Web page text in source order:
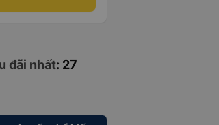
đãi nhất: 27